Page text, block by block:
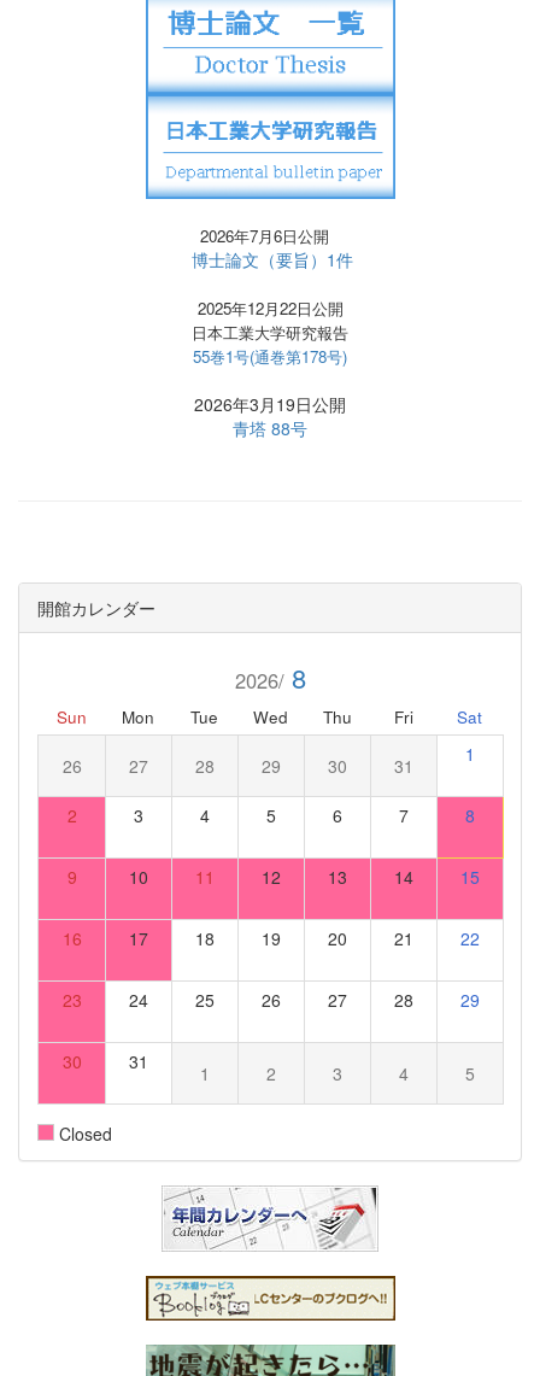
2026年7月6日公開
博士論文（要旨）1件
2025年12月22日公開
日本工業大学研究報告
55巻1号(通巻第178号)
2026年3月19日公開
青塔 88号
開館カレンダー
2026/8
Sun Mon Tue Wed Thu Fri Sat
26 27 28 29 30 31 1
2 3 4 5 6 7 8
9 10 11 12 13 14 15
16 17 18 19 20 21 22
23 24 25 26 27 28 29
30 31 1 2 3 4 5
Closed